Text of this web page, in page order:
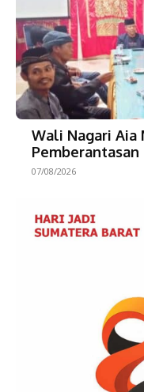
Wali Nagari Aia
07/08/2026